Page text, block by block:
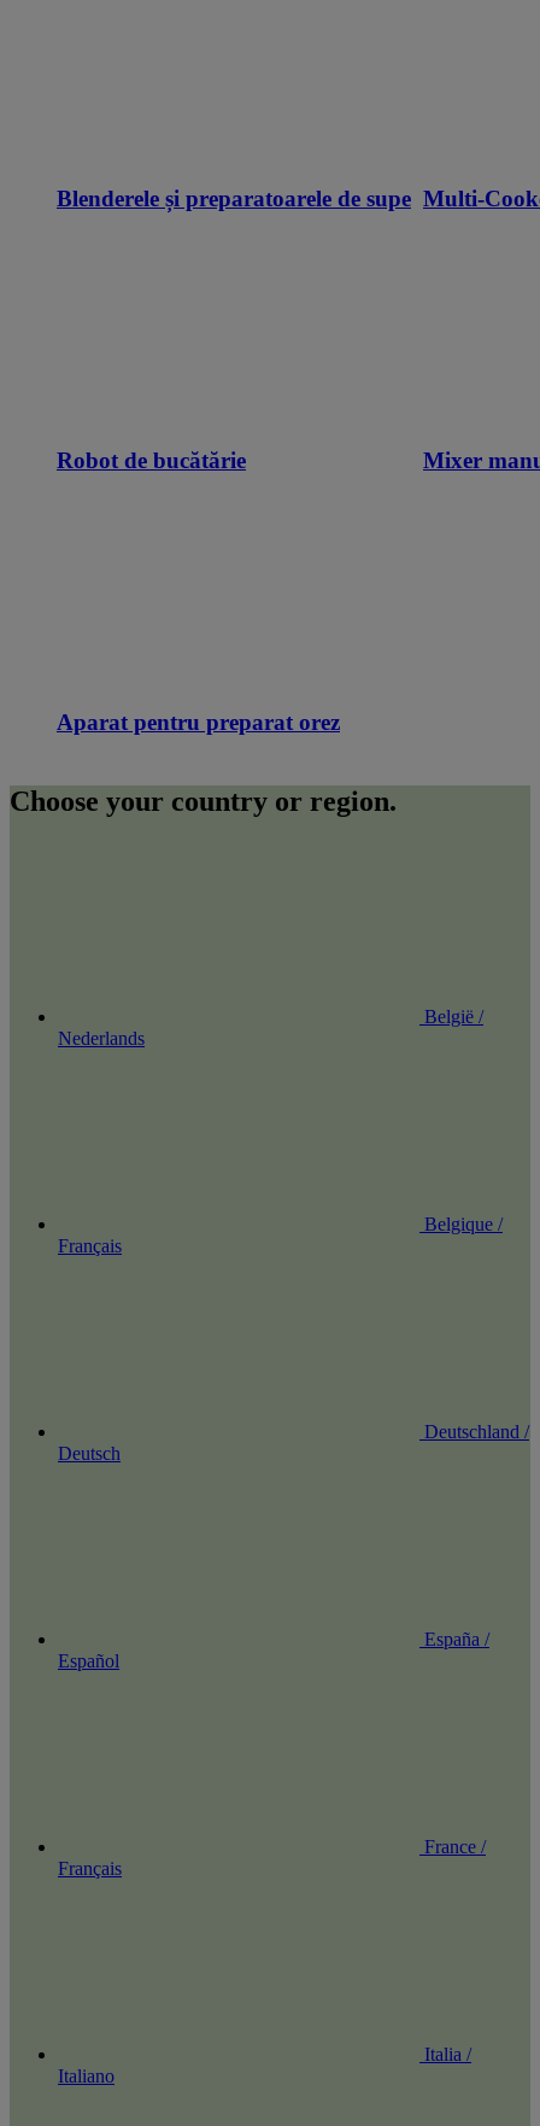
Blenderele și preparatoarele de supe Multi-
Robot de bucătărie Mixer
Aparat pentru preparat orez
Choose your country or region.
België /
Nederlands
Belgique /
Français
Deutschland /
Deutsch
España /
Español
France /
Français
Italia /
Italiano